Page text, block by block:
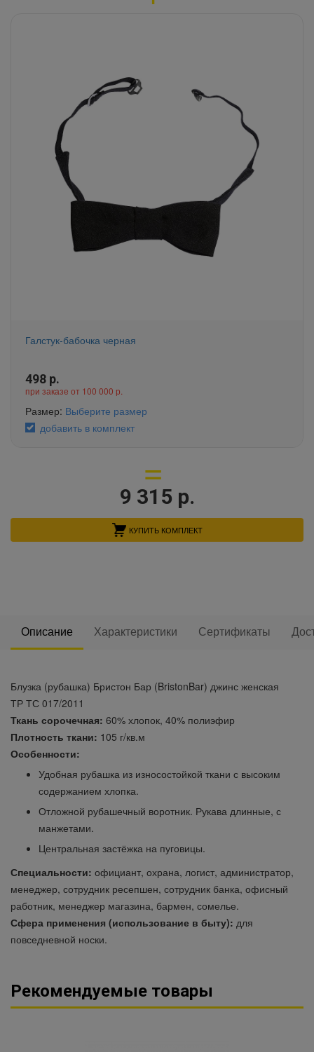
Галстук-бабочка черная
498 р.
при заказе от 100 000 р.
Размер: Выберите размер
добавить в комплект
9 315 р.
КУПИТЬ КОМПЛЕКТ
Описание Характеристики Сертификаты
Блузка (рубашка) Бристон Бар (BristonBar) джинс женская
ТР ТС 017/2011
Ткань сорочечная: 60% хлопок, 40% полиэфир
Плотность ткани: 105 г/кв.м
Особенности:
Удобная рубашка из износостойкой ткани с высоким
содержанием хлопка.
Отложной рубашечный воротник. Рукава длинные, с
манжетами.
Центральная застёжка на пуговицы.
Специальности: официант, охрана, логист, администратор,
менеджер, сотрудник ресепшен, сотрудник банка, офисный
работник, менеджер магазина, бармен, сомелье.
Сфера применения (использование в быту): для
повседневной носки.
Рекомендуемые товары